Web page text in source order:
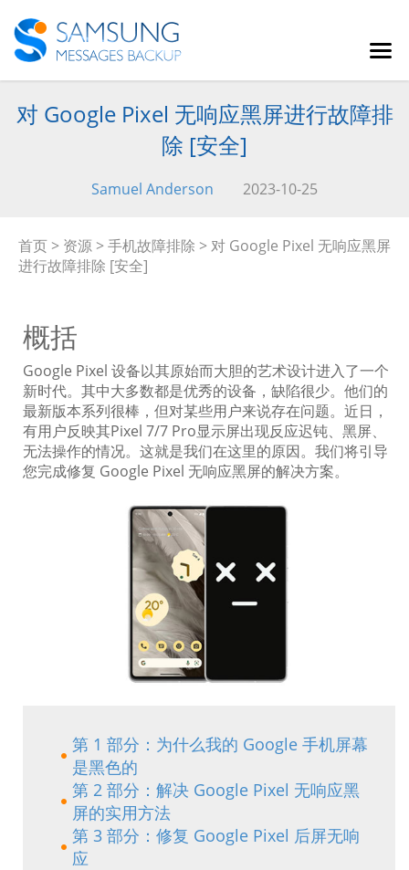
对 Google Pixel 无响应黑屏进行故障排
除 [安全]
Samuel Anderson 2023-10-25
首页 > 资源 >手机故障排除 > 对 Google Pixel 无响应黑屏
进行故障排除 [安全]
概括
Google Pixel 设备以其原始而大胆的艺术设计进入了一个
新时代。其中大多数都是优秀的设备，缺陷很少。他们的
最新版本系列很棒，但对某些用户来说存在问题。近日，
有用户反映其Pixel 7/7 Pro显示屏出现反应迟钝、黑屏、
无法操作的情况。这就是我们在这里的原因。我们将引导
您完成修复 Google Pixel 无响应黑屏的解决方案。
第 1 部分：为什么我的 Google 手机屏幕
是黑色的
第 2 部分：解决 Google Pixel 无响应黑
屏的实用方法
第 3 部分：修复 Google Pixel 后屏无响
应